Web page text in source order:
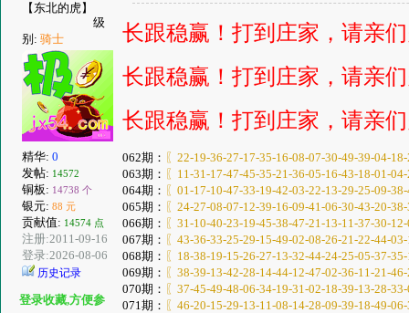
【东北的虎】
级
别: 骑士
精华: 0
发帖: 14572
铜板: 14738 个
银元: 88 元
贡献值: 14574 点
注册:2011-09-16
登录:2026-08-06
历史记录
登录收藏,方便参
长跟稳赢！打到庄家，请亲
长跟稳赢！打到庄家，请亲
长跟稳赢！打到庄家，请亲
062期： 〖22-19-36-27-17-35-16-08-07-30-49-39-04-
063期： 〖11-31-17-47-45-35-21-36-05-16-43-18-01-
064期： 〖01-17-10-47-33-19-42-03-22-13-29-25-09-
065期： 〖24-27-08-07-12-39-16-09-41-06-30-43-20-
066期： 〖31-10-40-23-19-45-38-47-21-13-11-37-30-
067期： 〖43-36-33-25-29-15-49-02-08-26-21-22-44-
068期： 〖18-38-19-15-26-27-13-32-44-24-25-05-37-
069期： 〖38-39-13-42-28-14-44-12-47-02-36-11-21-
070期： 〖37-45-49-48-06-34-19-31-02-18-39-13-28-
071期： 〖46-20-15-29-13-11-08-14-28-09-39-18-49-